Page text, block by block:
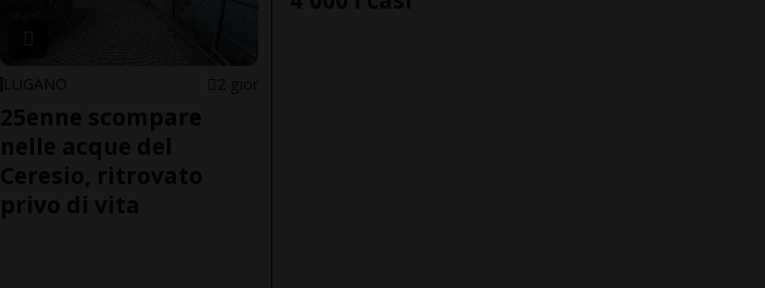
LUGANO 2 gior
25enne scompare
nelle acque del
Ceresio, ritrovato
privo di vita